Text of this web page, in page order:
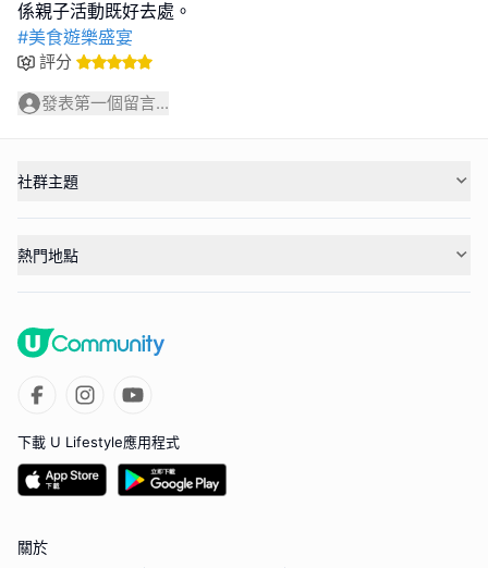
#美食遊樂盛宴
評分
發表第一個留言...
社群主題
熱門地點
下載 U Lifestyle應用程式
關於